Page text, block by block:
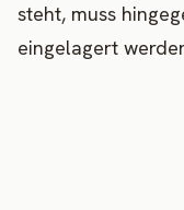
steht, muss
eingelagert